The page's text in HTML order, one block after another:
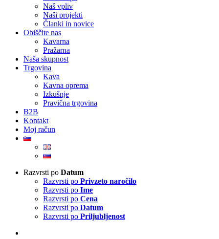
Naš vpliv
Naši projekti
Članki in novice
Obiščite nas
Kavarna
Pražarna
Naša skupnost
Trgovina
Kava
Kavna oprema
Izkušnje
Pravična trgovina
B2B
Kontakt
Moj račun
Razvrsti po Datum
Razvrsti po Privzeto naročilo
Razvrsti po Ime
Razvrsti po Cena
Razvrsti po Datum
Razvrsti po Priljubljenost